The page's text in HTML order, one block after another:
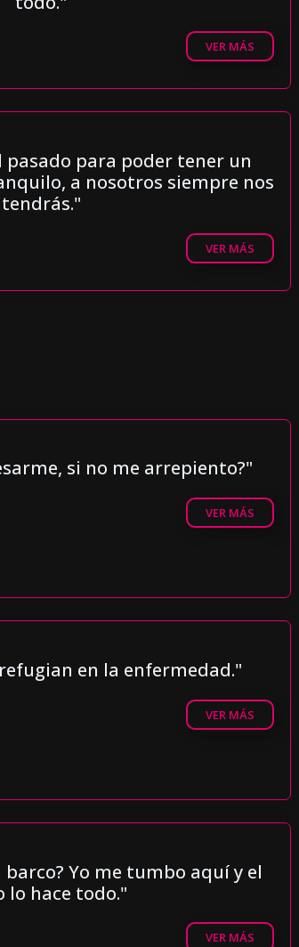
VER MÁS
pasado para poder tener un
a nosotros siempre nos
tendrás."
VER MÁS
si no me arrepiento?"
VER MÁS
en la enfermedad."
VER MÁS
barco? Yo me tumbo aquí y el
lo hace todo."
VER MÁS